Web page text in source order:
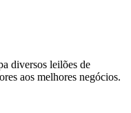
diversos leilões de
aos melhores negócios.